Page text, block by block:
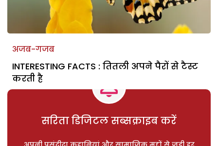
अजब-गजब
INTERESTING FACTS : तितली अपने पैरों से टैस्ट
करती है
सरिता डिजिटल सब्सक्राइब करें